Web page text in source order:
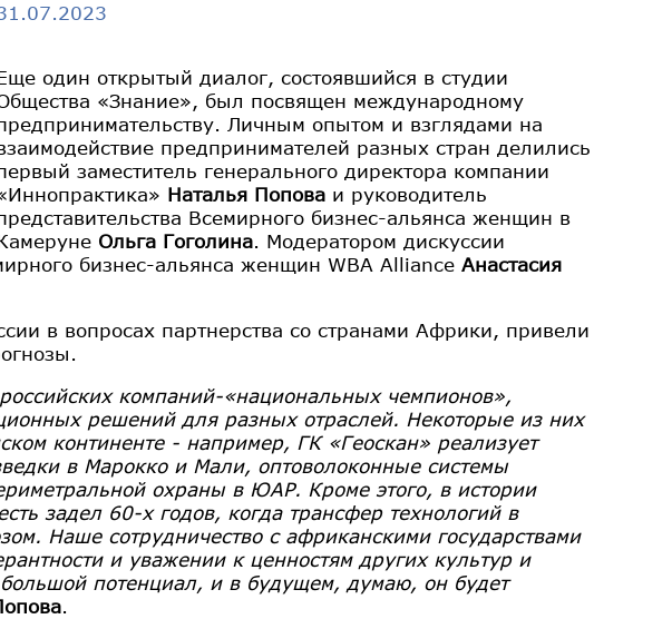
один открытый диалог, состоявшийся в студии
«Знание», был посвящен международному
Личным опытом и взглядами на
предпринимателей разных стран делились
заместитель генерального директора компании
Наталья Поповаи руководитель
Всемирного бизнес-альянса женщин в
Ольга Гоголина. Модератором дискуссии
бизнес-альянса женщин WBA Alliance Анастасия
в вопросах партнерства со странами Африки, привели
компаний-«национальных чемпионов»,
решений для разных отраслей. Некоторые из них
континенте - например, ГК «Геоскан» реализует
в Марокко и Мали, оптоволоконные системы
охраны в ЮАР. Кроме этого, в истории
задел 60-х годов, когда трансфер технологий в
Наше сотрудничество с африканскими государствами
и уважении к ценностям других культур и
потенциал, и в будущем, думаю, он будет
.